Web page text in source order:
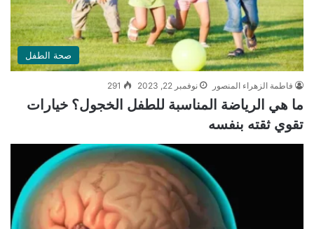
صحة الطفل
فاطمة الزهراء المنصور نوفمبر 22, 2023 291
ما هي الرياضة المناسبة للطفل الخجول؟ خيارات
تقوي ثقته بنفسه